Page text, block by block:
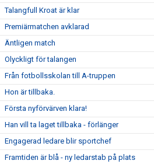
Talangfull Kroat är klar
Premiärmatchen avklarad
Äntligen match
Olyckligt för talangen
Från fotbollsskolan till A-truppen
Hon är tillbaka.
Första nyförvärven klara!
Han vill ta laget tillbaka - förlänger
Engagerad ledare blir sportchef
Framtiden är blå - ny ledarstab på plats